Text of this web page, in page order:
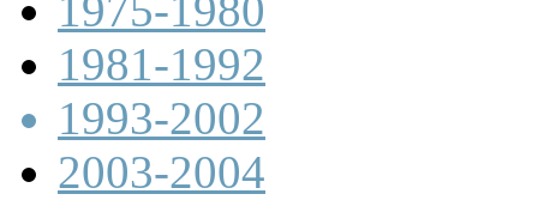
1975-1980
1981-1992
1993-2002
2003-2004